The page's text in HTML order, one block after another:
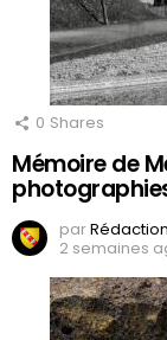
0 Shares
Mémoire de
par
2 semaines